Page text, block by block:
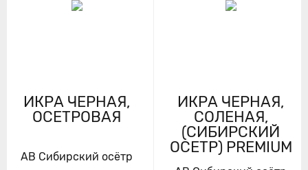
ИКРА ЧЕРНАЯ,
ОСЕТРОВАЯ
AB Сибирский осётр
ИКРА ЧЕРНАЯ,
СОЛЕНАЯ,
(СИБИРСКИЙ
ОСЕТР) PREMIUM